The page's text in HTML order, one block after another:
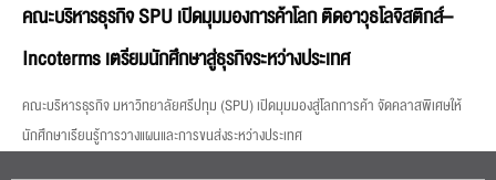
คณะบริหารธุรกิจ SPU เปิดมุมมองการค้าโลก ติดอาวุธโลจิสติกส์–
Incoterms เตรียมนักศึกษาสู่ธุรกิจระหว่างประเทศ
คณะบริหารธุรกิจ มหาวิทยาลัยศรีปทุม (SPU) เปิดมุมมองสู่โลกการค้า จัดคลาสพิเศษให้
นักศึกษาเรียนรู้การวางแผนและการขนส่งระหว่างประเทศ